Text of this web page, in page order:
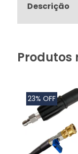
Descrição
Produtos
23% OFF